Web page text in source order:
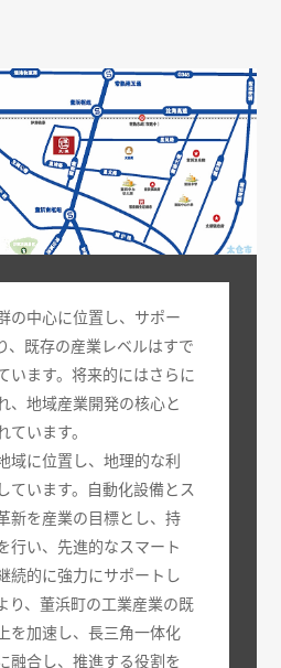
の中心に位置し、サポー
、既存の産業レベルはすで
います。将来的にはさらに
、地域産業開発の核心と
ています。
域に位置し、地理的な利
ています。自動化設備とス
新を産業の目標とし、持
行い、先進的なスマート
続的に強力にサポートし
り、董浜町の工業産業の既
を加速し、長三角一体化
融合し、推進する役割を